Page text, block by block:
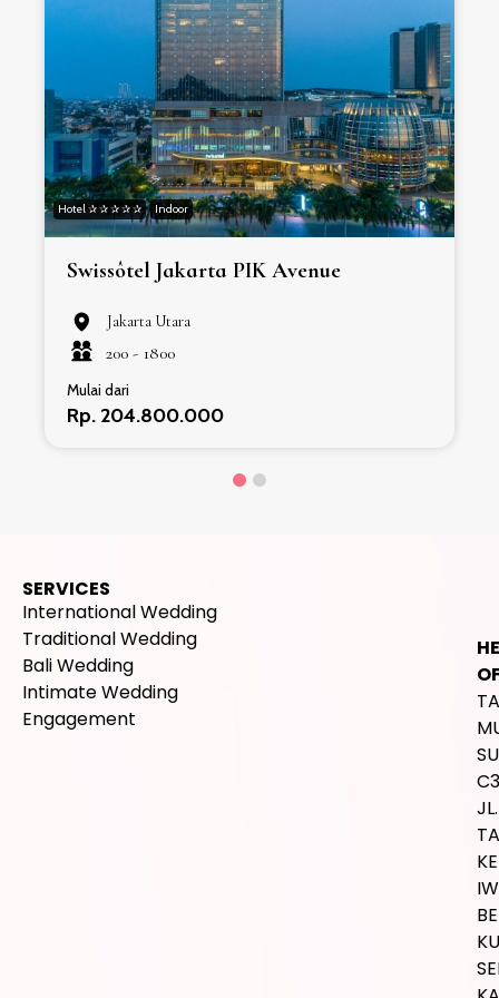
Hotel ✰ ✰ ✰ ✰ ✰ Indoor
Swissôtel Jakarta PIK Avenue
Jakarta Utara
200 - 1800
Mulai dari
Rp. 204.800.000
SERVICES
International Wedding
Traditional Wedding
Bali Wedding
Intimate Wedding
Engagement
JL.